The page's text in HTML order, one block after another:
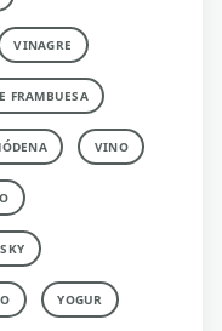
VINAGRE
FRAMBUESA
VINO
YOGUR